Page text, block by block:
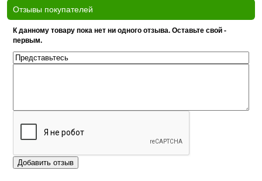
Отзывы покупателей
К данному товару пока нет ни одного отзыва. Оставьте свой -
первым.